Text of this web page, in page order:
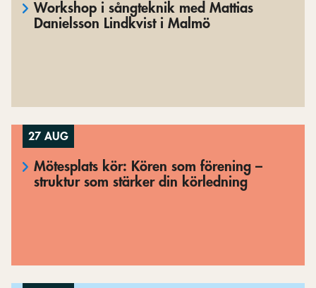
Workshop i sångteknik med Mattias
Danielsson Lindkvist i Malmö
27 AUG
Mötesplats kör: Kören som förening –
struktur som stärker din körledning